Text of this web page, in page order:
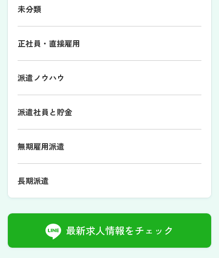
未分類
正社員・直接雇用
派遣ノウハウ
派遣社員と貯金
無期雇用派遣
長期派遣
最新求人情報をチェック